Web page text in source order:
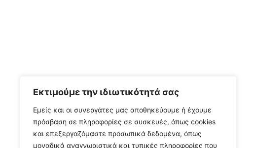
Εκτιμούμε την ιδιωτικότητά σας
Εμείς και οι συνεργάτες μας αποθηκεύουμε ή έχουμε
πρόσβαση σε πληροφορίες σε συσκευές, όπως cookies
και επεξεργαζόμαστε προσωπικά δεδομένα, όπως
μοναδικά αναγνωριστικά και τυπικές πληροφορίες που